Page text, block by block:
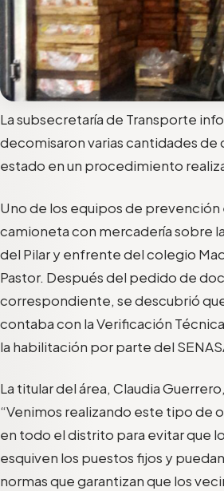
La subsecretaría de Transporte
decomisaron varias cantidades de
estado en un procedimiento
Uno de los equipos de prevención
camioneta con mercadería sobre
del Pilar y enfrente del colegio
Pastor. Después del pedido de
correspondiente, se descubrió
contaba con la Verificación
la habilitación por parte del
La titular del área, Claudia
“Venimos realizando este tipo de
en todo el distrito para evitar que
esquiven los puestos fijos y
normas que garantizan que los